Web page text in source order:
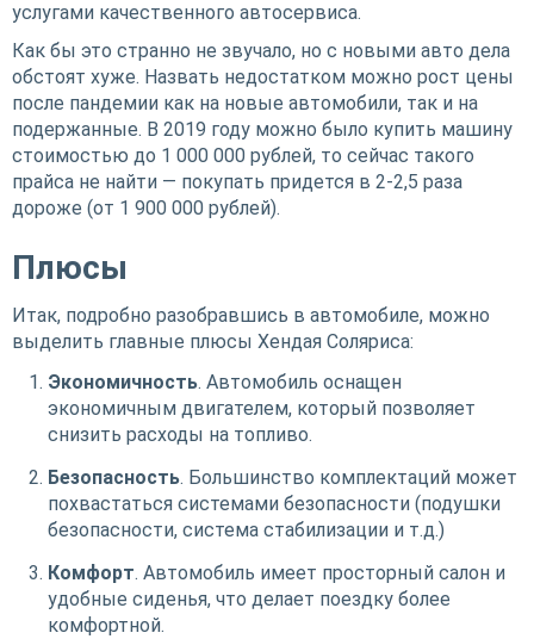
услугами качественного автосервиса.
Как бы это странно не звучало, но с новыми авто дела
обстоят хуже. Назвать недостатком можно рост цены
после пандемии как на новые автомобили, так и на
подержанные. В 2019 году можно было купить машину
стоимостью до 1 000 000 рублей, то сейчас такого
прайса не найти — покупать придется в 2-2,5 раза
дороже (от 1 900 000 рублей).
Плюсы
Итак, подробно разобравшись в автомобиле, можно
выделить главные плюсы Хендая Соляриса:
Экономичность. Автомобиль оснащен
экономичным двигателем, который позволяет
снизить расходы на топливо.
Безопасность. Большинство комплектаций может
похвастаться системами безопасности (подушки
безопасности, система стабилизации и т.д.)
Комфорт. Автомобиль имеет просторный салон и
удобные сиденья, что делает поездку более
комфортной.